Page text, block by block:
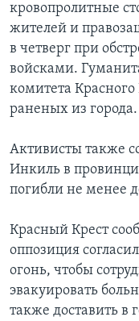
кровопролитные
жителей и
в четверг при
войсками.
комитета Красного
раненых из города.
Активисты также
Инкиль в
погибли не менее
Красный Крест
оппозиция
огонь, чтобы
эвакуировать
также доставить в